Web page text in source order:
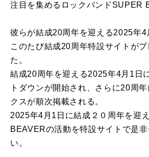
注目を集めるロックバンドSUPER
彼らが結成20周年を迎える2025年4
このたび結成20周年特設サイトが
た。
結成20周年を迎える2025年4月1日
トダウンが開始され、さらに20周
クスが順次掲載される。
2025年4月1日に結成２０周年を迎
BEAVERの活動を特設サイトで是
い。